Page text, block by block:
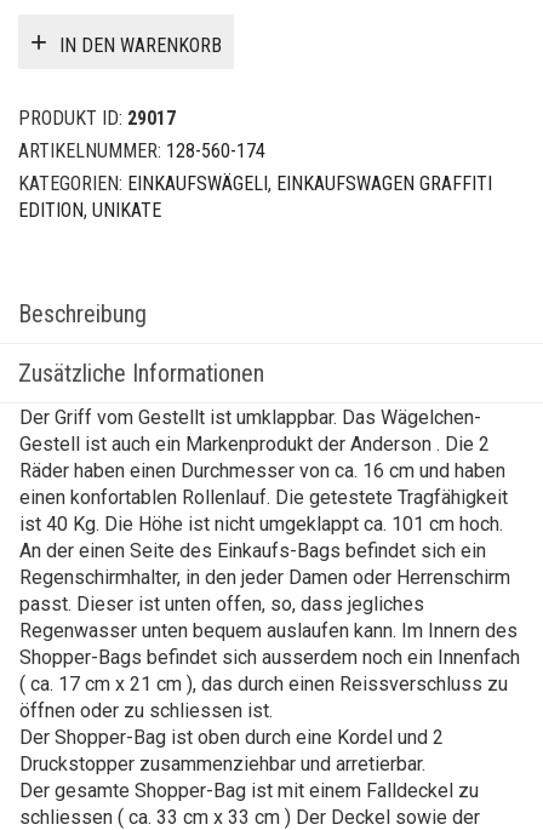
IN DEN WARENKORB
PRODUKT ID: 29017
ARTIKELNUMMER: 128-560-174
KATEGORIEN: EINKAUFSWÄGELI, EINKAUFSWAGEN GRAFFITI
EDITION, UNIKATE
Beschreibung
Zusätzliche Informationen
Der Griff vom Gestellt ist umklappbar. Das Wägelchen-
Gestell ist auch ein Markenprodukt der Anderson . Die 2
Räder haben einen Durchmesser von ca. 16 cm und haben
einen konfortablen Rollenlauf. Die getestete Tragfähigkeit
ist 40 Kg. Die Höhe ist nicht umgeklappt ca. 101 cm hoch.
An der einen Seite des Einkaufs-Bags befindet sich ein
Regenschirmhalter, in den jeder Damen oder Herrenschirm
passt. Dieser ist unten offen, so, dass jegliches
Regenwasser unten bequem auslaufen kann. Im Innern des
Shopper-Bags befindet sich ausserdem noch ein Innenfach
( ca. 17 cm x 21 cm ), das durch einen Reissverschluss zu
öffnen oder zu schliessen ist.
Der Shopper-Bag ist oben durch eine Kordel und 2
Druckstopper zusammenziehbar und arretierbar.
Der gesamte Shopper-Bag ist mit einem Falldeckel zu
schliessen ( ca. 33 cm x 33 cm ) Der Deckel sowie der